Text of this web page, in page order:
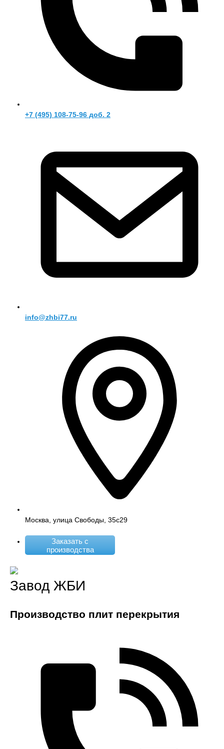
+7 (495) 108-75-96 доб. 2
info@zhbi77.ru
Москва, улица Свободы, 35с29
Заказать с
производства
Завод ЖБИ
Производство плит перекрытия